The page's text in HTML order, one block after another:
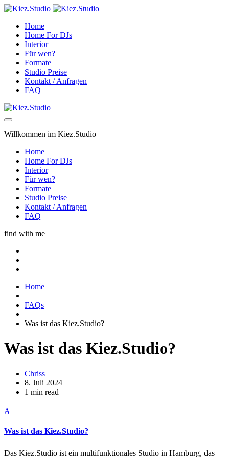
Home
Home For DJs
Interior
Für wen?
Formate
Studio Preise
Kontakt / Anfragen
FAQ
Willkommen im Kiez.Studio
Home
Home For DJs
Interior
Für wen?
Formate
Studio Preise
Kontakt / Anfragen
FAQ
find with me
Home
FAQs
Was ist das Kiez.Studio?
Was ist das Kiez.Studio?
Chriss
8. Juli 2024
1 min read
A
Was ist das Kiez.Studio?
Das Kiez.Studio ist ein multifunktionales Studio in Hamburg, das